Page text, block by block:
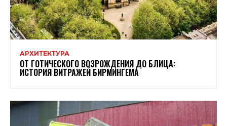
АРХИТЕКТУРА
ОТ ГОТИЧЕСКОГО ВОЗРОЖДЕНИЯ ДО БЛИЦА:
ИСТОРИЯ ВИТРАЖЕЙ БИРМИНГЕМА